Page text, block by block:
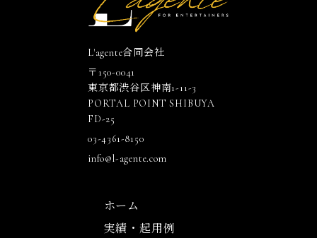
L'agente合同会社
〒150-0041
東京都渋谷区神南1-11-3
PORTAL POINT SHIBUYA
FD-25
03-4361-8150
info@l-agente.com
ホーム
実績・起用例